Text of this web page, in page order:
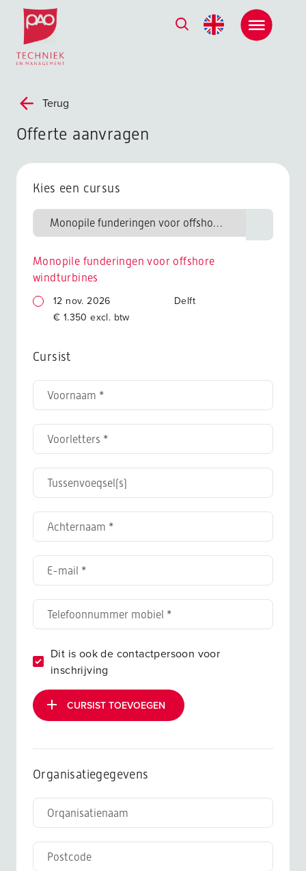
Postacademische cursussen, leergangen en opleidingen
Terug
Offerte aanvragen
Kies een cursus
Monopile funderingen voor offshore
windturbines
12 nov. 2026
Delft
€ 1.350 excl. btw
Cursist
Dit is ook de contactpersoon voor
inschrijving
CURSIST TOEVOEGEN
Organisatiegegevens